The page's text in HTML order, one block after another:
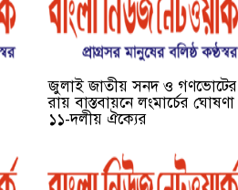
জুলাই জাতীয় সনদ ও গণভোটের
রায় বাস্তবায়নে লংমার্চের ঘোষণা
১১-দলীয় ঐক্যের